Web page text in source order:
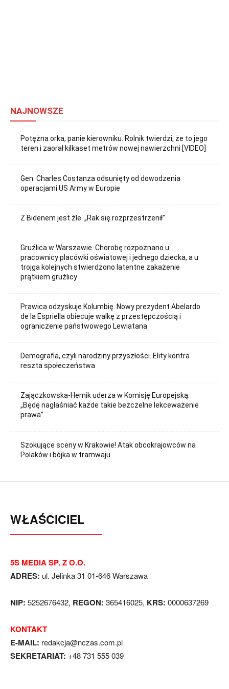
NAJNOWSZE
Potężna orka, panie kierowniku. Rolnik twierdzi, że to jego
teren i zaorał kilkaset metrów nowej nawierzchni [VIDEO]
Gen. Charles Costanza odsunięty od dowodzenia
operacjami US Army w Europie
Z Bidenem jest źle. „Rak się rozprzestrzenił”
Gruźlica w Warszawie. Chorobę rozpoznano u
pracownicy placówki oświatowej i jednego dziecka, a u
trojga kolejnych stwierdzono latentne zakażenie
prątkiem gruźlicy
Prawica odzyskuje Kolumbię. Nowy prezydent Abelardo
de la Espriella obiecuje walkę z przestępczością i
ograniczenie państwowego Lewiatana
Demografia, czyli narodziny przyszłości. Elity kontra
reszta społeczeństwa
Zajączkowska-Hernik uderza w Komisję Europejską.
„Będę nagłaśniać każde takie bezczelne lekceważenie
prawa”
Szokujące sceny w Krakowie! Atak obcokrajowców na
Polaków i bójka w tramwaju
WŁAŚCICIEL
5S MEDIA SP. Z O.O.
ADRES: ul. Jelinka 31 01-646 Warszawa
NIP: 5252676432, REGON: 365416025, KRS: 0000637269
KONTAKT
E-MAIL: redakcja@nczas.com.pl
SEKRETARIAT: +48 731 555 039